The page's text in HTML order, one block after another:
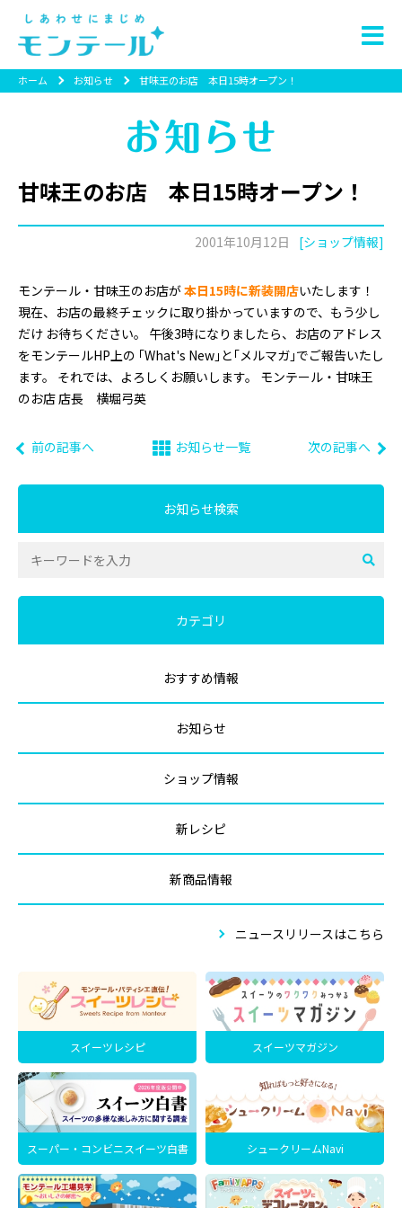
ホーム お知らせ 甘味王のお店 本日15時オープン！
甘味王のお店 本日15時オープン！
2001年10月12日 [ショップ情報]
モンテール・甘味王のお店が本日15時に新装開店いたします！
現在、お店の最終チェックに取り掛かっていますので、もう少し
だけ お待ちください。 午後3時になりましたら、お店のアドレス
をモンテールHP上の ｢What's New｣と｢メルマガ｣でご報告いたし
ます。 それでは、よろしくお願いします。 モンテール・甘味王
のお店 店長 横堀弓英
前の記事へ お知らせ一覧 次の記事へ
お知らせ検索
カテゴリ
おすすめ情報
お知らせ
ショップ情報
新レシピ
新商品情報
ニュースリリースはこちら
スイーツレシピ スイーツマガジン
スーパー・コンビニスイーツ白書 シュークリームNavi